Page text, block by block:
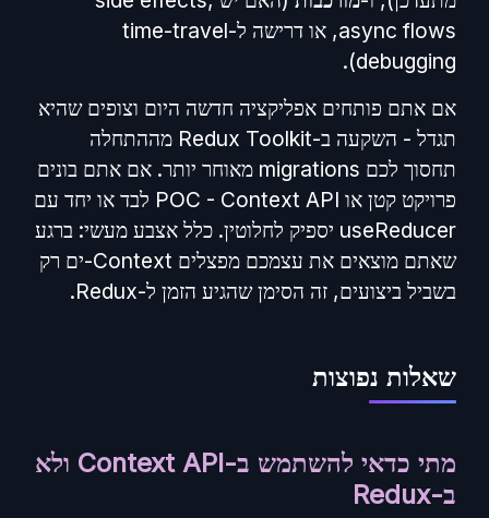
async flows, או דרישה ל-time-travel
debugging).
אם אתם פותחים אפליקציה חדשה היום וצופים שהיא
תגדל - השקעה ב-Redux Toolkit מההתחלה
תחסוך לכם migrations מאוחר יותר. אם אתם בונים
פרויקט קטן או POC - Context API לבד או יחד עם
useReducer יספיק לחלוטין. כלל אצבע מעשי: ברגע
שאתם מוצאים את עצמכם מפצלים Context-ים רק
בשביל ביצועים, זה הסימן שהגיע הזמן ל-Redux.
שאלות נפוצות
מתי כדאי להשתמש ב-Context API ולא
ב-Redux